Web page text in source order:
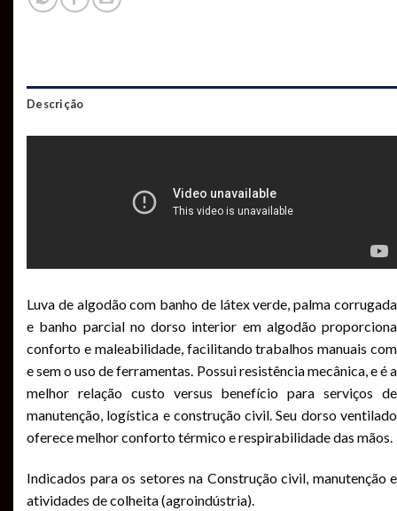
Descrição
Luva de algodão com banho de látex verde, palma corrugada
e banho parcial no dorso interior em algodão proporciona
conforto e maleabilidade, facilitando trabalhos manuais com
e sem o uso de ferramentas. Possui resistência mecânica, e é a
melhor relação custo versus benefício para serviços de
manutenção, logística e construção civil. Seu dorso ventilado
oferece melhor conforto térmico e respirabilidade das mãos.
Indicados para os setores na Construção civil, manutenção e
atividades de colheita (agroindústria).